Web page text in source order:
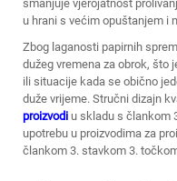
smanjuje vjerojatnost
u hrani s većim opuštanjem i
Zbog laganosti papirnih
dužeg vremena za obrok, što
ili situacije kada se obično
duže vrijeme. Stručni dizajn
proizvodi u skladu s člankom
upotrebu u proizvodima za
člankom 3. stavkom 3.